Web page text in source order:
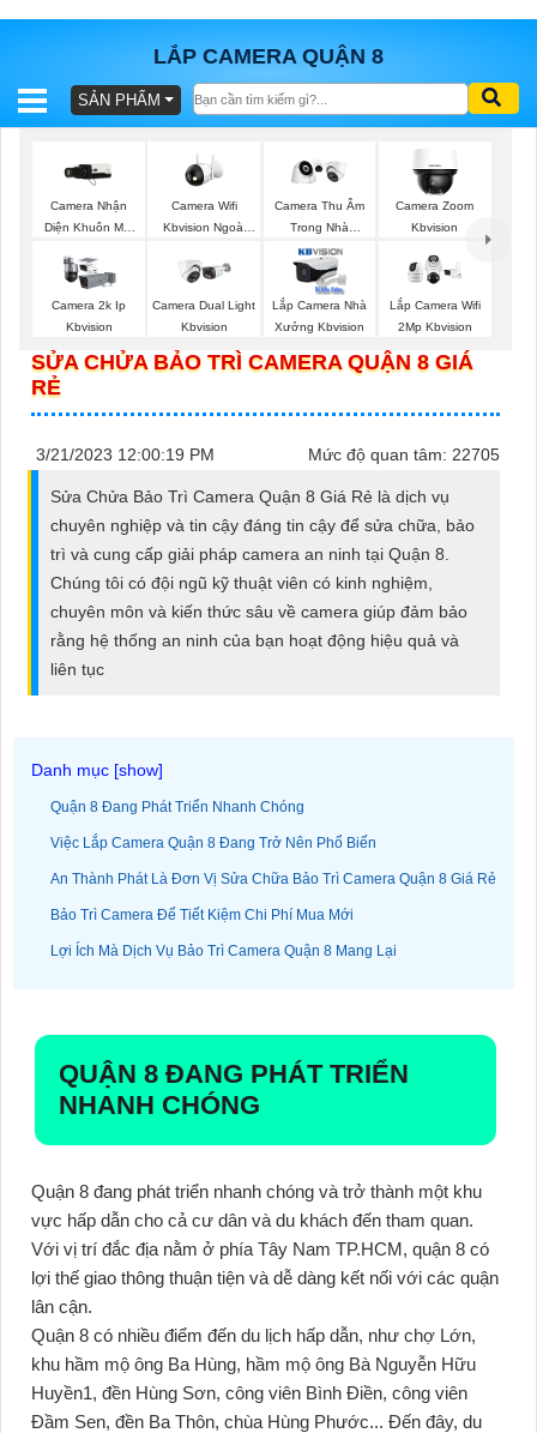
LẮP CAMERA QUẬN 8
BÁO
TRỌN
GÓI
SẢN
TƯ
PHỤ
KIỆN
VẤN
DỊCH
SẢN PHẨM
Camera Nhận
Diện Khuôn Mặt
Camera Wifi
Kbvision Ngoài
Camera Thu Âm
Trong Nhà
Kbvision
Camera Zoom
Kbvision
Camera 2k Ip
Kbvision
Camera Dual Light
Kbvision
Lắp Camera Nhà
Xưởng Kbvision
Lắp Camera Wifi
2Mp Kbvision
SỬA CHỬA BẢO TRÌ CAMERA QUẬN 8 GIÁ
RẺ
3/21/2023 12:00:19 PM Mức độ quan tâm: 22705
Sửa Chửa Bảo Trì Camera Quận 8 Giá Rẻ là dịch vụ
chuyên nghiệp và tin cậy đáng tin cậy để sửa chữa, bảo
trì và cung cấp giải pháp camera an ninh tại Quận 8.
Chúng tôi có đội ngũ kỹ thuật viên có kinh nghiệm,
chuyên môn và kiến thức sâu về camera giúp đảm bảo
rằng hệ thống an ninh của bạn hoạt động hiệu quả và
liên tục
Quận 8 Đang Phát Triển Nhanh Chóng
Việc Lắp Camera Quận 8 Đang Trở Nên Phổ Biến
An Thành Phát Là Đơn Vị Sửa Chữa Bảo Trì Camera Quận 8 Giá Rẻ
Bảo Trì Camera Để Tiết Kiệm Chi Phí Mua Mới
Lợi Ích Mà Dịch Vụ Bảo Trì Camera Quận 8 Mang Lại
QUẬN 8 ĐANG PHÁT TRIỂN
NHANH CHÓNG
Quận 8 đang phát triển nhanh chóng và trở thành một khu
vực hấp dẫn cho cả cư dân và du khách đến tham quan.
Với vị trí đắc địa nằm ở phía Tây Nam TP.HCM, quận 8 có
lợi thế giao thông thuận tiện và dễ dàng kết nối với các quận
lân cận.
Quận 8 có nhiều điểm đến du lịch hấp dẫn, như chợ Lớn,
khu hầm mộ ông Ba Hùng, hầm mộ ông Bà Nguyễn Hữu
Huyền1, đền Hùng Sơn, công viên Bình Điền, công viên
Đầm Sen, đền Ba Thôn, chùa Hùng Phước... Đến đây, du